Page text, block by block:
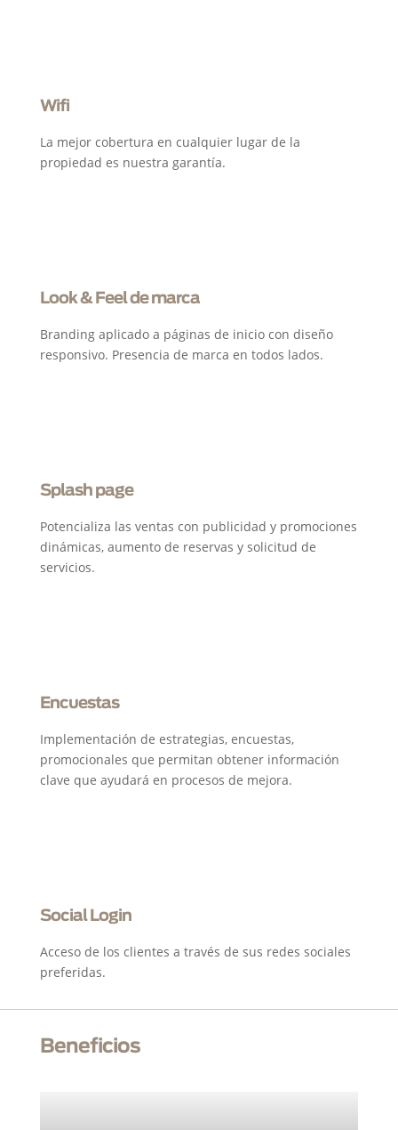
Wifi
La mejor cobertura en cualquier lugar de la
propiedad es nuestra garantía.
Look & Feel de marca
Branding aplicado a páginas de inicio con diseño
responsivo. Presencia de marca en todos lados.
Splash page
Potencializa las ventas con publicidad y promociones
dinámicas, aumento de reservas y solicitud de
servicios.
Encuestas
Implementación de estrategias, encuestas,
promocionales que permitan obtener información
clave que ayudará en procesos de mejora.
Social Login
Acceso de los clientes a través de sus redes sociales
preferidas.
Beneficios